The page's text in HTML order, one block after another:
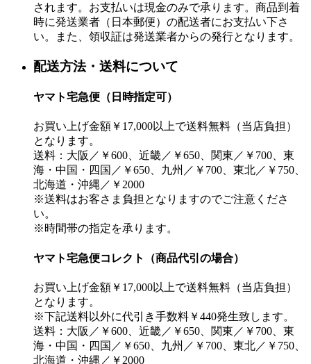
されます。お支払いは現金のみで承ります。商品到着
時に発送業者（日本郵便）の配送者にお支払い下さ
い。また、領収証は発送業者からの発行となります。
配送方法・送料について
ヤマト宅急便（日時指定可）
お買い上げ金額￥17,000以上で送料無料（当店負担）
となります。
送料：大阪／￥600、近畿／￥650、関東／￥700、東
海・中国・四国／￥650、九州／￥700、東北／￥750、
北海道・沖縄／￥2000
※送料はお客さま負担となりますのでご注意くださ
い。
※時間帯の指定を承ります。
ヤマト宅急便コレクト（商品代引の場合）
お買い上げ金額￥17,000以上で送料無料（当店負担）
となります。
※下記送料以外に代引き手数料￥440発生致します。
送料：大阪／￥600、近畿／￥650、関東／￥700、東
海・中国・四国／￥650、九州／￥700、東北／￥750、
北海道・沖縄／￥2000